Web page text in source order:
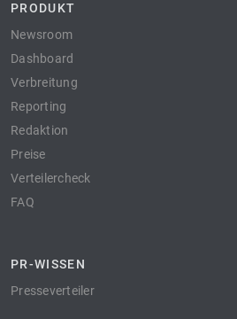
PRODUKT
Newsroom
Dashboard
Verbreitung
Reporting
Redaktion
Preise
Verteilercheck
FAQ
PR-WISSEN
Presseverteiler